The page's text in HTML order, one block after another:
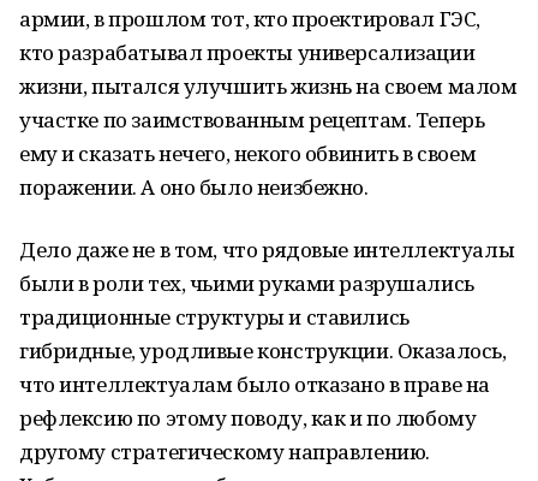
армии, в прошлом тот, кто проектировал ГЭС,
кто разрабатывал проекты универсализации
жизни, пытался улучшить жизнь на своем малом
участке по заимствованным рецептам. Теперь
ему и сказать нечего, некого обвинить в своем
поражении. А оно было неизбежно.
Дело даже не в том, что рядовые интеллектуалы
были в роли тех, чьими руками разрушались
традиционные структуры и ставились
гибридные, уродливые конструкции. Оказалось,
что интеллектуалам было отказано в праве на
рефлексию по этому поводу, как и по любому
другому стратегическому направлению.